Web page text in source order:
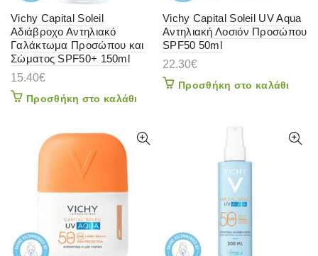
Vichy Capital Soleil
Αδιάβροχο Αντηλιακό
Γαλάκτωμα Προσώπου και
Σώματος SPF50+ 150ml
15.40€
Προσθήκη στο καλάθι
Vichy Capital Soleil UV Aqua
Αντηλιακή Λοσιόν Προσώπου
SPF50 50ml
22.30€
Προσθήκη στο καλάθι